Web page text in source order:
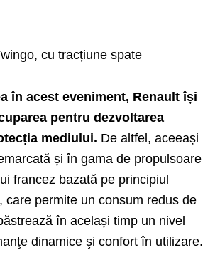
cu tracțiune spate
în acest eveniment, Renault își
pentru dezvoltarea
mediului. De altfel, aceeași
și în gama de propulsoare
francez bazată pe principiul
care permite un consum redus de
în același timp un nivel
dinamice şi confort în utilizare.